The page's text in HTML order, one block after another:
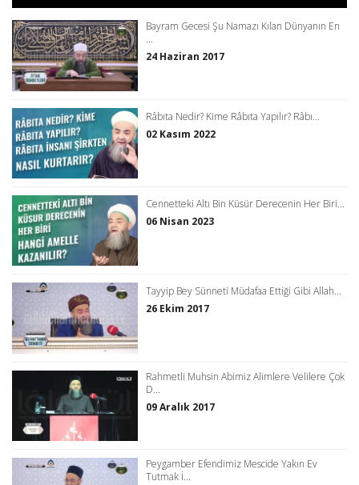
Bayram Gecesi Şu Namazı Kılan Dünyanın En
...
24 Haziran 2017
Râbıta Nedir? Kime Râbıta Yapılır? Râbı...
02 Kasım 2022
Cennetteki Altı Bin Küsür Derecenin Her Biri...
06 Nisan 2023
Tayyip Bey Sünneti Müdafaa Ettiği Gibi Allah...
26 Ekim 2017
Rahmetli Muhsin Abimiz Alimlere Velilere Çok
D...
09 Aralık 2017
Peygamber Efendimiz Mescide Yakın Ev
Tutmak İ...